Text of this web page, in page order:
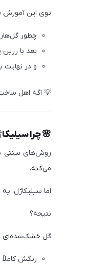
توی این آموزش
چطور
بعد با
و در نهایت
💡 اگه اهل
🌸 چرا
روش‌های سنتی
می‌کنه.
اما سیلیکاژل،
نتیجه؟
گل خشک‌شده‌ای
رنگش